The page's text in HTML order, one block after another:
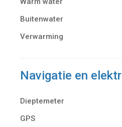
Buitenwater
Verwarming
Navigatie en
Dieptemeter
GPS